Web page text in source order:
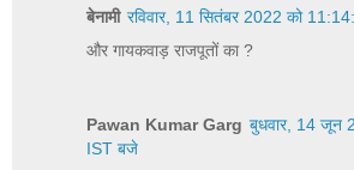
बेनामी रविवार, 11 सितंबर 2022 को
और गायकवाड़ राजपूतों का ?
Pawan Kumar Garg बुधवार, 14 जून
IST बजे